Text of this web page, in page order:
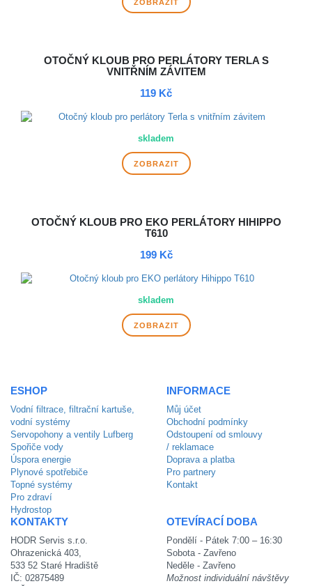
ZOBRAZIT
OTOČNÝ KLOUB PRO PERLÁTORY TERLA S
VNITŘNÍM ZÁVITEM
119 Kč
skladem
ZOBRAZIT
OTOČNÝ KLOUB PRO EKO PERLÁTORY HIHIPPO
T610
199 Kč
skladem
ZOBRAZIT
ESHOP
Vodní filtrace, filtrační kartuše,
vodní systémy
Servopohony a ventily Lufberg
Spořiče vody
Úspora energie
Plynové spotřebiče
Topné systémy
Pro zdraví
Hydrostop
INFORMACE
Můj účet
Obchodní podmínky
Odstoupení od smlouvy
/ reklamace
Doprava a platba
Pro partnery
Kontakt
KONTAKTY
HODR Servis s.r.o.
Ohrazenická 403,
533 52 Staré Hradiště
IČ: 02875489
OTEVÍRACÍ DOBA
Pondělí - Pátek 7:00 – 16:30
Sobota - Zavřeno
Neděle - Zavřeno
Možnost individuální návštěvy